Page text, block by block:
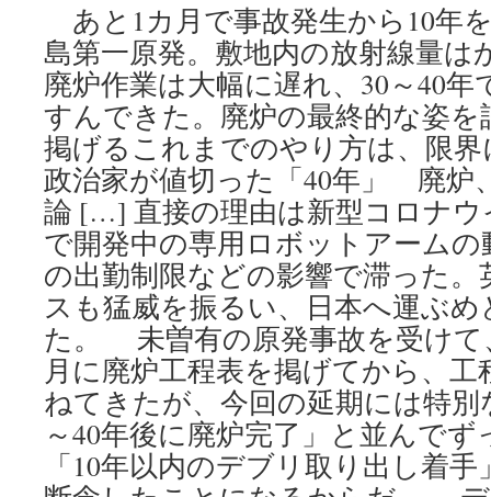
あと1カ月で事故発生から10年
島第一原発。敷地内の放射線量は
廃炉作業は大幅に遅れ、30～40
すんできた。廃炉の最終的な姿
掲げるこれまでのやり方は、限
政治家が値切った「40年」 廃炉
論 […] 直接の理由は新型コロナ
で開発中の専用ロボットアーム
の出勤制限などの影響で滞った
スも猛威を振るい、日本へ運ぶ
た。 未曽有の原発事故を受けて
月に廃炉工程表を掲げてから、
ねてきたが、今回の延期には特別
～40年後に廃炉完了」と並んで
「10年以内のデブリ取り出し着